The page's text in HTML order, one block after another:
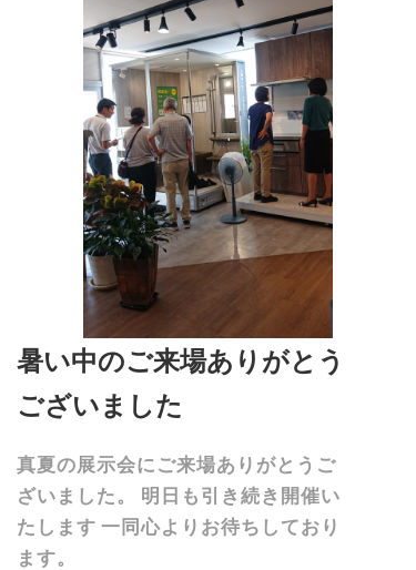
暑い中のご来場ありがとう
ございました
真夏の展示会にご来場ありがとうご
ざいました。 明日も引き続き開催い
たします 一同心よりお待ちしており
ます。